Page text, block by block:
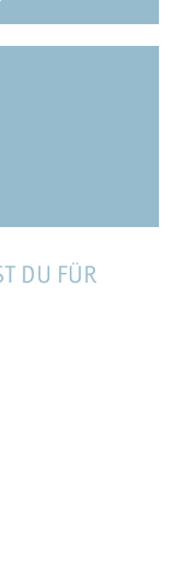
DU FÜR